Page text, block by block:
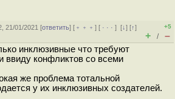
21/01/2021 [ответить] [ ﹢﹢﹢] [ · · ·][↓] [↑]
+5
+ / –
инклюзивные что требуют
ввиду конфликтов со всеми
же проблема тотальной
у их инклюзивных создателей.